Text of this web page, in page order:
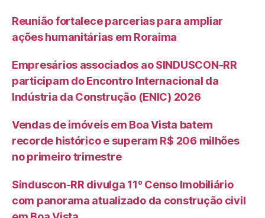
Reunião fortalece parcerias para ampliar
ações humanitárias em Roraima
Empresários associados ao SINDUSCON-RR
participam do Encontro Internacional da
Indústria da Construção (ENIC) 2026
Vendas de imóveis em Boa Vista batem
recorde histórico e superam R$ 206 milhões
no primeiro trimestre
Sinduscon-RR divulga 11º Censo Imobiliário
com panorama atualizado da construção civil